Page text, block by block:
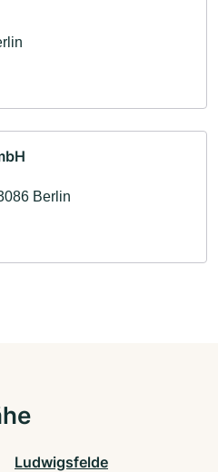
Berlin
Ludwigsfelde